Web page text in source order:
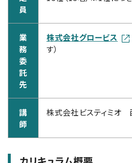
員
業
務
委
託
先
株式会社グロービス
す）
講
師
株式会社ビスティミ